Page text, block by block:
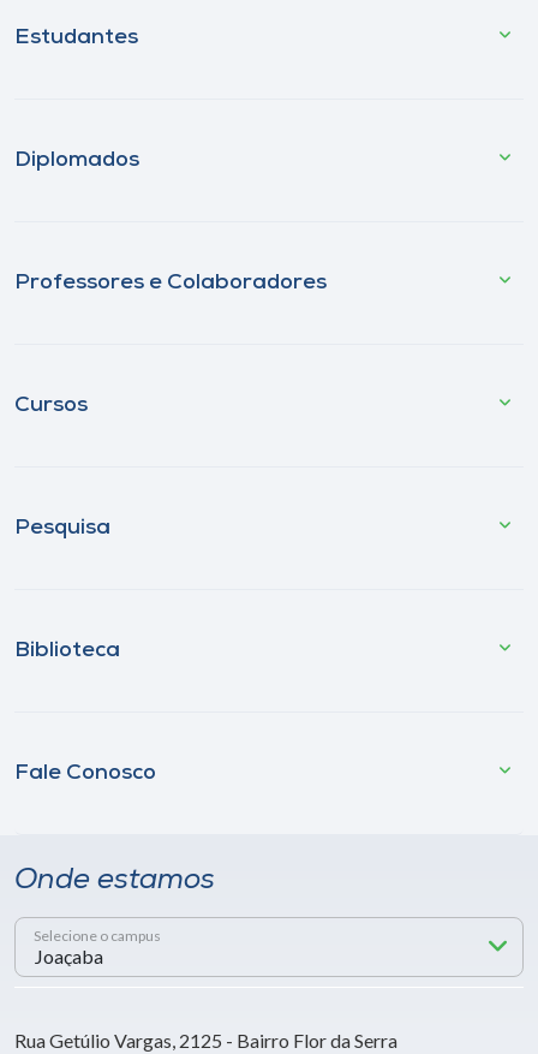
Estudantes
Diplomados
Professores e Colaboradores
Cursos
Pesquisa
Biblioteca
Fale Conosco
Onde estamos
Selecione o campus
Rua Getúlio Vargas, 2125 - Bairro Flor da Serra